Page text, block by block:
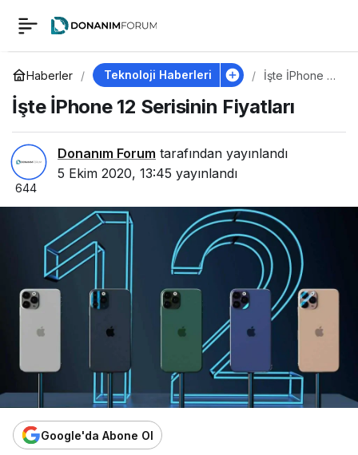
Haberler Teknoloji Haberleri
İşte İPhone 12
Fiyatları
İşte İPhone 12 Serisinin Fiyatları
Donanım Forum tarafından yayınlandı
5 Ekim 2020, 13:45 yayınlandı
644
Google'da Abone Ol
İşte İPhone 12
Serisinin Fiyatları